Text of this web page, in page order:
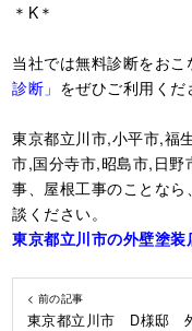
＊K＊
当社では無料診断をおこ
診断」 をぜひご利用くだ
東京都立川市,小平市,福
市,国分寺市,昭島市,日野
事、屋根工事のことな
談ください。
東京都立川市の外壁塗装
< 前の記事
東京都立川市 D様邸